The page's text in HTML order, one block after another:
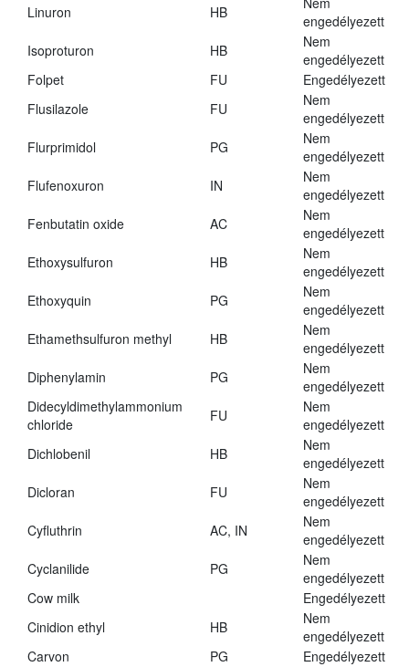
Linuron
HB
engedélyezett
Isoproturon
HB
Nem
engedélyezett
Folpet
FU
Engedélyezett
Flusilazole
FU
Nem
engedélyezett
Flurprimidol
PG
Nem
engedélyezett
Flufenoxuron
IN
Nem
engedélyezett
Fenbutatin oxide
AC
Nem
engedélyezett
Ethoxysulfuron
HB
Nem
engedélyezett
Ethoxyquin
PG
Nem
engedélyezett
Ethamethsulfuron methyl
HB
Nem
engedélyezett
Diphenylamin
PG
Nem
engedélyezett
Didecyldimethylammonium
chloride
FU
Nem
engedélyezett
Dichlobenil
HB
Nem
engedélyezett
Dicloran
FU
Nem
engedélyezett
Cyfluthrin
AC, IN
Nem
engedélyezett
Cyclanilide
PG
Nem
engedélyezett
Cow milk
Engedélyezett
Cinidion ethyl
HB
Nem
engedélyezett
Carvon
PG Engedélyezett